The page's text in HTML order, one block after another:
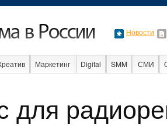
Новости
Маркетинг Digital SMM СМИ
для